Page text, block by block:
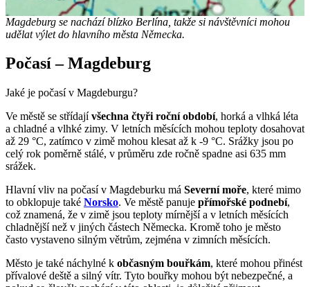
Magdeburg se nachází blízko Berlína, takže si návštěvníci mohou
udělat výlet do hlavního města Německa.
Počasí – Magdeburg
Jaké je počasí v Magdeburgu?
Ve městě se střídajívšechna čtyři roční období, horká a vlhká léta
a chladné a vlhké zimy. V letních měsících mohou teploty dosahovat
až 29 °C, zatímco v zimě mohou klesat až k -9 °C. Srážky jsou po
celý rok poměrně stálé, v průměru zde ročně spadne asi 635 mm
srážek.
Hlavní vliv na počasí v Magdeburku má Severní moře, které mimo
to obklopuje také Norsko. Ve městě panuje přímořské podnebí,
což znamená, že v zimě jsou teploty mírnější a v letních měsících
chladnější než v jiných částech Německa. Kromě toho je město
často vystaveno silným větrům, zejména v zimních měsících.
Město je také náchylné k občasným bouřkám, které mohou přinést
přívalové deště a silný vítr. Tyto bouřky mohou být nebezpečné, a